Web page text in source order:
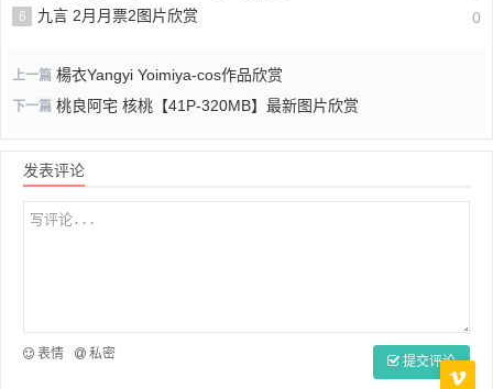
6 九言 2月月票2图片欣赏 0
上一篇 楊衣Yangyi Yoimiya-cos作品欣赏
下一篇 桃良阿宅 核桃【41P-320MB】最新图片欣赏
发表评论
表情 私密 提交评论